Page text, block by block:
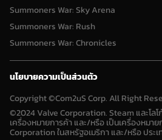
Summoners War: Sky Arena
Summoners War: Rush
Summoners War: Chronicles
นโยบายความเป็นส่วนตัว
Copyright ©Com2uS Corp. All Right
©2024 Valve Corporation. Steam และโลโ
เครื่องหมายการค้า และ/หรือ เป็นเครื่องหมา
Corporation ในสหรัฐอเมริกา และ/หรือ ประ